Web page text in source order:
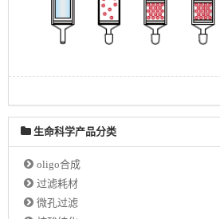
生命科学产品分类
oligo合成
过滤耗材
微孔过滤